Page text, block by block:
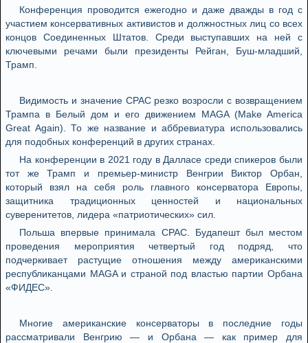
Конференция проводится ежегодно и даже дважды в год с
участием консервативных активистов и должностных лиц со всех
концов Соединенных Штатов. Среди выступавших на ней с
ключевыми речами были президенты Рейган, Буш-младший,
Трамп.
Видимость и значение CPAC резко возросли с возвращением
Трампа в Белый дом и его движением MAGA (Make America
Great Again). То же название и аббревиатура использовались
для подобных конференций в других странах.
На конференции в 2021 году в Далласе среди спикеров были
тот же Трамп и премьер-министр Венгрии Виктор Орбан,
который взял на себя роль главного консерватора Европы,
защитника традиционных ценностей и национальных
суверенитетов, лидера «патриотических» сил.
Польша впервые принимала CPAC. Будапешт был местом
проведения мероприятия четвертый год подряд, что
подчеркивает растущие отношения между американскими
республиканцами MAGA и страной под властью партии Орбана
«ФИДЕС».
Многие американские консерваторы в последние годы
рассматривали Венгрию — и Орбана — как пример для